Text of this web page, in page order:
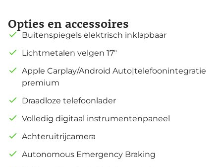
Opties en accessoires
Buitenspiegels elektrisch inklapbaar
Lichtmetalen velgen 17"
Apple Carplay/Android Auto|telefoonintegratie
premium
Draadloze telefoonlader
Volledig digitaal instrumentenpaneel
Achteruitrijcamera
Autonomous Emergency Braking